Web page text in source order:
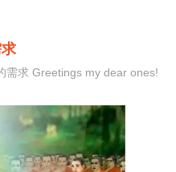
需求 Greetings my dear ones!